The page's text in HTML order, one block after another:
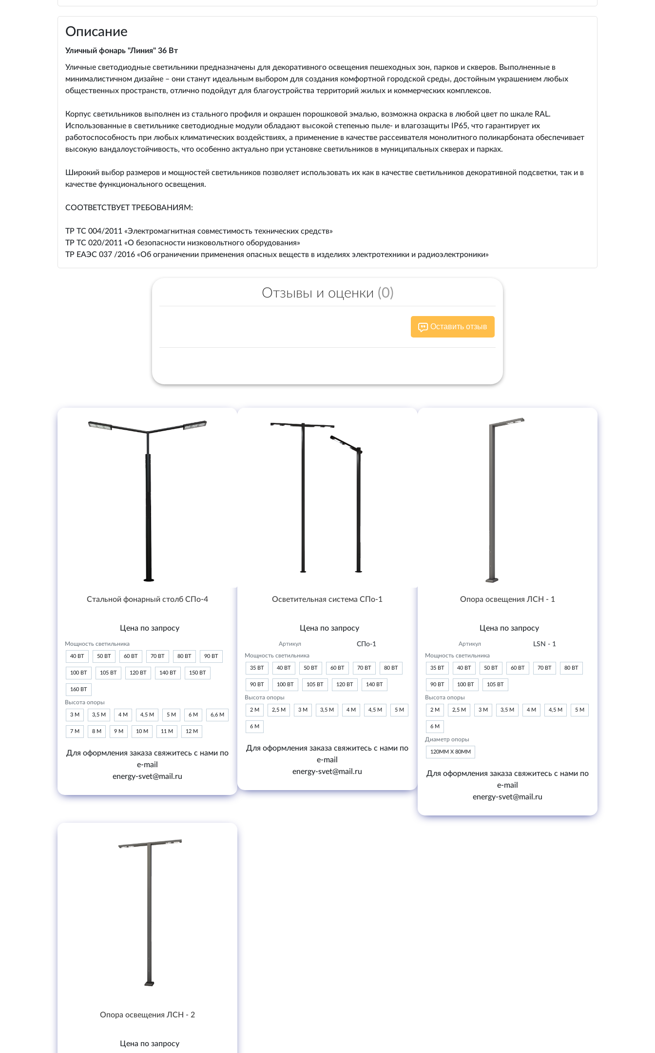
Описание
Уличный фонарь "Линия" 36 Вт
Уличные светодиодные светильники предназначены для декоративного освещения пешеходных зон, парков и скверов. Выполненные в
минималистичном дизайне – они станут идеальным выбором для создания комфортной городской среды, достойным украшением любых
общественных пространств, отлично подойдут для благоустройства территорий жилых и коммерческих комплексов.
Корпус светильников выполнен из стального профиля и окрашен порошковой эмалью, возможна окраска в любой цвет по шкале RAL.
Использованные в светильнике светодиодные модули обладают высокой степенью пыле- и влагозащиты IP65, что гарантирует их
работоспособность при любых климатических воздействиях, а применение в качестве рассеивателя монолитного поликарбоната обеспечивает
высокую вандалоустойчивость, что особенно актуально при установке светильников в муниципальных скверах и парках.
Широкий выбор размеров и мощностей светильников позволяет использовать их как в качестве светильников декоративной подсветки, так и в
качестве функционального освещения.
СООТВЕТСТВУЕТ ТРЕБОВАНИЯМ:
ТР ТС 004/2011 «Электромагнитная совместимость технических средств»
ТР ТС 020/2011 «О безопасности низковольтного оборудования»
ТР ЕАЭС 037 /2016 «Об ограничении применения опасных веществ в изделиях электротехники и радиоэлектроники»
Отзывы и оценки (0)
Оставить отзыв
Стальной фонарный столб СПо-4
Цена по запросу
Мощность светильника
40 ВТ 50 ВТ 60 ВТ 70 ВТ 80 ВТ 90 ВТ
100 ВТ 105 ВТ 120 ВТ 140 ВТ 150 ВТ
160 ВТ
Высота опоры
3 М 3,5 М 4 М 4,5 М 5 М 6 М 6,6 М
7 М 8 М 9 М 10 М 11 М 12 М
Для оформления заказа свяжитесь с нами по
e-mail
energy-svet@mail.ru
Осветительная система СПо-1
Цена по запросу
Артикул СПо-1
Мощность светильника
35 ВТ 40 ВТ 50 ВТ 60 ВТ 70 ВТ 80 ВТ
90 ВТ 100 ВТ 105 ВТ 120 ВТ 140 ВТ
Высота опоры
2 М 2,5 М 3 М 3,5 М 4 М 4,5 М 5 М
6 М
Для оформления заказа свяжитесь с нами по
e-mail
energy-svet@mail.ru
Опора освещения ЛСН - 1
Цена по запросу
Артикул LSN - 1
Мощность светильника
35 ВТ 40 ВТ 50 ВТ 60 ВТ 70 ВТ 80 ВТ
90 ВТ 100 ВТ 105 ВТ
Высота опоры
2 М 2,5 М 3 М 3,5 М 4 М 4,5 М 5 М
6 М
Диаметр опоры
120ММ Х 80ММ
Для оформления заказа свяжитесь с нами по
e-mail
energy-svet@mail.ru
Опора освещения ЛСН - 2
Цена по запросу